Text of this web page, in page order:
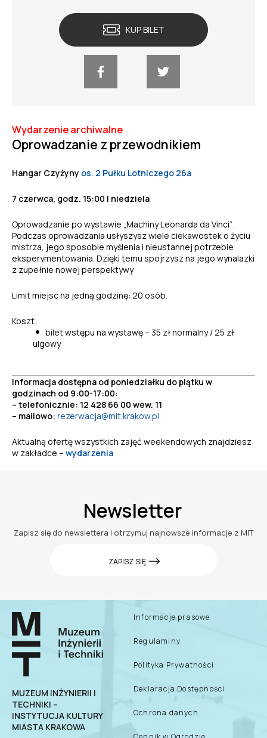
KUP BILET
Wydarzenie archiwalne
Oprowadzanie z przewodnikiem
Hangar Czyżyny os. 2 Pułku Lotniczego 26a
7 czerwca, godz. 15:00 | niedziela
Oprowadzanie po wystawie „Machiny Leonarda da Vinci” .
Podczas oprowadzania usłyszysz wiele ciekawostek o życiu
mistrza, jego sposobie myślenia i nieustannej potrzebie
eksperymentowania. Dzięki temu spojrzysz na jego wynalazki
z zupełnie nowej perspektywy
Limit miejsc na jedną godzinę: 20 osób.
Koszt:
bilet wstępu na wystawę – 35 zł normalny / 25 zł
ulgowy
Informacja dostępna od poniedziałku do piątku w
godzinach od 9:00-17:00:
– telefonicznie: 12 428 66 00 wew. 11
– mailowo: rezerwacja@mit.krakow.pl
Aktualną ofertę wszystkich zajęć weekendowych znajdziesz
w zakładce – wydarzenia
Newsletter
Zapisz się do newslettera i otrzymuj najnowsze informacje z MIT
ZAPISZ SIĘ
MUZEUM INŻYNIERII I
TECHNIKI –
INSTYTUCJA KULTURY
MIASTA KRAKOWA
Informacje prasowe
Regulaminy
Polityka Prywatności
Deklaracja Dostępności
Ochrona danych